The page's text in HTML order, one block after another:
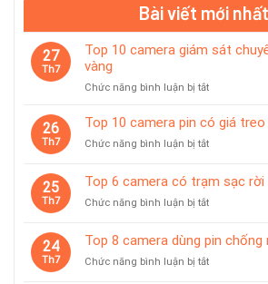
Bài viết mới nhất
27
Th7
Top 10 camera giám sát
vàng
Chức năng bình luận bị tắtở
10
camera
giám
chuyên
cho
vàng
26
Th7
Top 10 camera pin có giá
Chức năng bình luận bị tắtở
camera
pin
giá
từ
25
Th7
Top 6 camera có trạm sạc rời
Chức năng bình luận bị tắtở
6
camera
có
24
Th7
Top 8 camera dùng pin chống
Chức năng bình luận bị tắtở